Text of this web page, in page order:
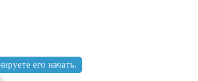
его начать.